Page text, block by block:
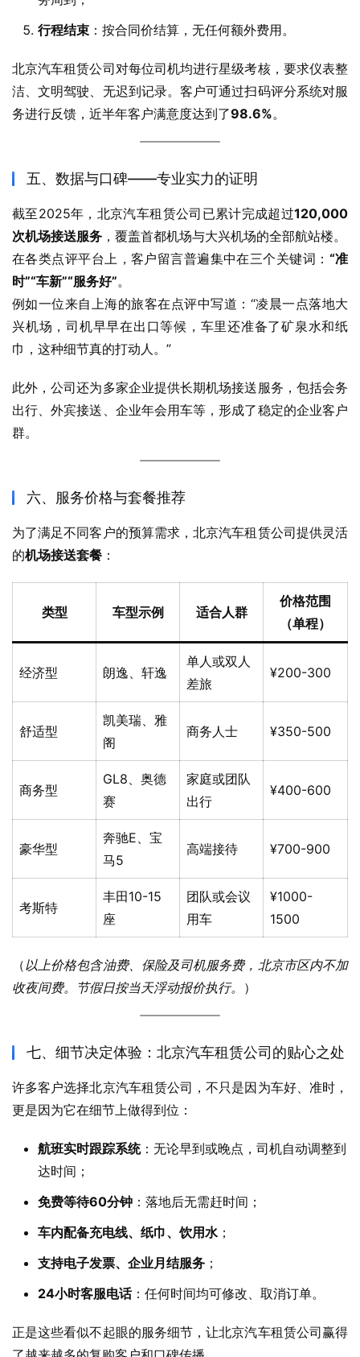
行程结束 ：按合同价结算，无任何额外费用。
北京汽车租赁公司对每位司机均进行星级考核，要求仪表整
洁、文明驾驶、无迟到记录。客户可通过扫码评分系统对服
务进行反馈，近半年客户满意度达到了98.6%。
五、数据与口碑——专业实力的证明
截至2025年，北京汽车租赁公司已累计完成超过120,000
次机场接送服务 ，覆盖首都机场与大兴机场的全部航站楼。
在各类点评平台上，客户留言普遍集中在三个关键词： “准
时”“车新”“服务好”。
例如一位来自上海的旅客在点评中写道：“凌晨一点落地大
兴机场，司机早早在出口等候，车里还准备了矿泉水和纸
巾，这种细节真的打动人。”
此外，公司还为多家企业提供长期机场接送服务，包括会务
出行、外宾接送、企业年会用车等，形成了稳定的企业客户
群。
六、服务价格与套餐推荐
为了满足不同客户的预算需求，北京汽车租赁公司提供灵活
的机场接送套餐 ：
类型 车型示例 适合人群
价格范围
（单程）
经济型 朗逸、轩逸
单人或双人
差旅
¥200-300
舒适型
凯美瑞、雅
阁
商务人士 ¥350-500
商务型
GL8、奥德
赛
家庭或团队
出行
¥400-600
豪华型
奔驰E、宝
马5
高端接待 ¥700-900
考斯特
丰田10-15
座
团队或会议
用车
¥1000-
1500
（以上价格包含油费、保险及司机服务费，北京市区内不加
收夜间费。节假日按当天浮动报价执行。 ）
七、细节决定体验：北京汽车租赁公司的贴心之处
许多客户选择北京汽车租赁公司，不只是因为车好、准时，
更是因为它在细节上做得到位：
航班实时跟踪系统：无论早到或晚点，司机自动调整到
达时间；
免费等待60分钟 ：落地后无需赶时间；
车内配备充电线、纸巾、饮用水；
支持电子发票、企业月结服务 ；
24小时客服电话：任何时间均可修改、取消订单。
正是这些看似不起眼的服务细节，让北京汽车租赁公司赢得